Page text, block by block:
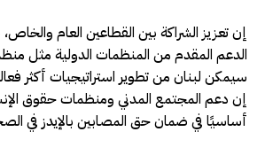
إن تعزيز الشراكة بين القطاعين العام والخاص،
الدعم المقدم من المنظمات الدولية مثل
سيمكن لبنان من تطوير استراتيجيات أكثر
إن دعم المجتمع المدني ومنظمات حقوق
أساسيًا في ضمان حق المصابين بالإيدز في